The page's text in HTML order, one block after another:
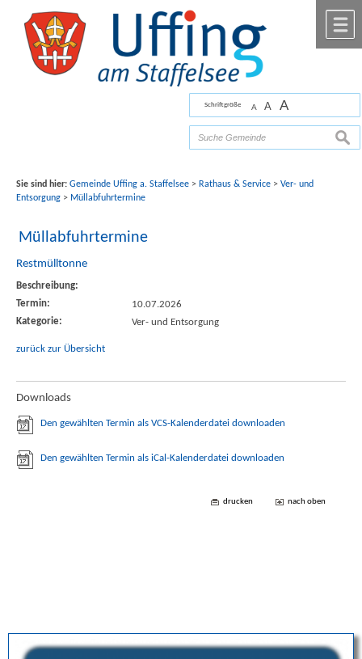
Schriftgröße A A A
Bilder mit freundlicher Unterstützung von FotografFlorian Werner
Sie sind hier: Gemeinde Uffing a. Staffelsee> Rathaus & Service> Ver- und
Entsorgung> Müllabfuhrtermine
Müllabfuhrtermine
Restmülltonne
Beschreibung:
Termin:
10.07.2026
Kategorie:
Ver- und Entsorgung
zurück zur Übersicht
Downloads
Den gewählten Termin als VCS-Kalenderdatei downloaden
Den gewählten Termin als iCal-Kalenderdatei downloaden
drucken nach oben